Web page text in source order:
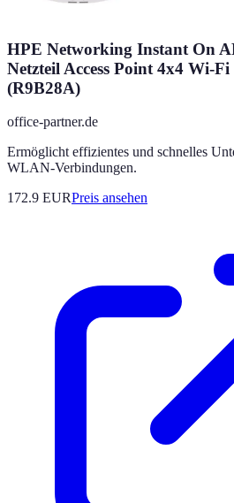
HPE Networking Instant On
Netzteil Access Point 4x4 Wi-
(R9B28A)
office-partner.de
Ermöglicht effizientes und schnelles
WLAN-Verbindungen.
172.9 EURPreis ansehen